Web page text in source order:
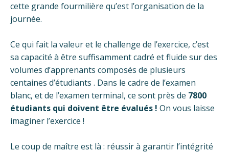
cette grande fourmilière qu’est l’organisation de la
journée.
Ce qui fait la valeur et le challenge de l’exercice, c’est
sa capacité à être suffisamment cadré et fluide sur des
volumes d’apprenants composés de plusieurs
centaines d’étudiants . Dans le cadre de l’examen
blanc, et de l’examen terminal, ce sont près de 7800
étudiants qui doivent être évalués ! On vous laisse
imaginer l’exercice !
Le coup de maître est là : réussir à garantir l’intégrité